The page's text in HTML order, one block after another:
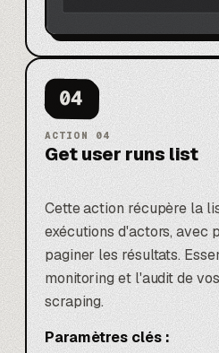
04
ACTION 04
Get user runs list
Cette action récupère la
exécutions d'actors, avec
paginer les résultats.
monitoring et l'audit de
scraping.
Paramètres clés :